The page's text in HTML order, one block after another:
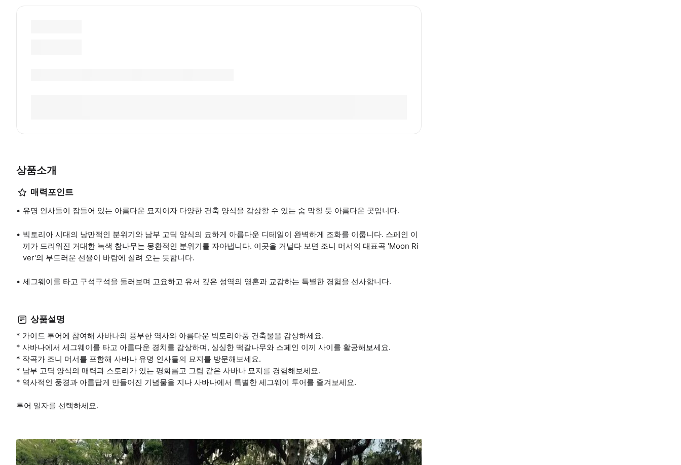
상품소개
매력포인트
유명 인사들이 잠들어 있는 아름다운 묘지이자 다양한 건축 양식을 감상할 수 있는 숨 막힐 듯 아름다운 곳입니다.
빅토리아 시대의 낭만적인 분위기와 남부 고딕 양식의 묘하게 아름다운 디테일이 완벽하게 조화를 이룹니다. 스페인 이
끼가 드리워진 거대한 녹색 참나무는 몽환적인 분위기를 자아냅니다. 이곳을 거닐다 보면 조니 머서의 대표곡 'Moon Ri
ver'의 부드러운 선율이 바람에 실려 오는 듯합니다.
세그웨이를 타고 구석구석을 둘러보며 고요하고 유서 깊은 성역의 영혼과 교감하는 특별한 경험을 선사합니다.
상품설명
* 가이드 투어에 참여해 사바나의 풍부한 역사와 아름다운 빅토리아풍 건축물을 감상하세요.
* 사바나에서 세그웨이를 타고 아름다운 경치를 감상하며, 싱싱한 떡갈나무와 스페인 이끼 사이를 활공해보세요.
* 작곡가 조니 머서를 포함해 사바나 유명 인사들의 묘지를 방문해보세요.
* 남부 고딕 양식의 매력과 스토리가 있는 평화롭고 그림 같은 사바나 묘지를 경험해보세요.
* 역사적인 풍경과 아름답게 만들어진 기념물을 지나 사바나에서 특별한 세그웨이 투어를 즐겨보세요.
투어 일자를 선택하세요.